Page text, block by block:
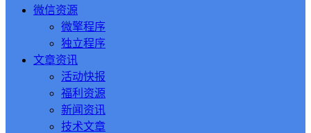
微信资源
微擎程序
独立程序
文章资讯
活动快报
福利资源
新闻资讯
技术文章